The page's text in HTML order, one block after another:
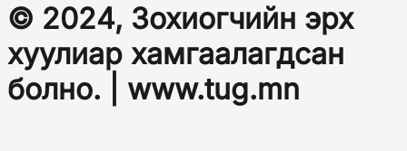
© 2024, Зохиогчийн эрх
хуулиар хамгаалагдсан
болно. | www.tug.mn